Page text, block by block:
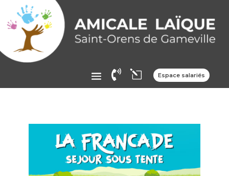
 l Espace salariés